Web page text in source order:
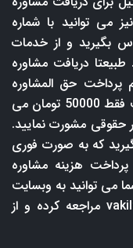
می توانید با شماره
و یا 02147625900 تماس بگیرید و از خدمات
دریافت مشاوره
پرداخت حق المشاوره
است اما در وکلای تلفنی ما شما با پرداخت فقط 50000 تومان می
یا مشاور حقوقی مشورت نمایید.
که به صورت فوری
پرداخت هزینه مشاوره
می توانید به وبسایت
مراجعه کرده و از